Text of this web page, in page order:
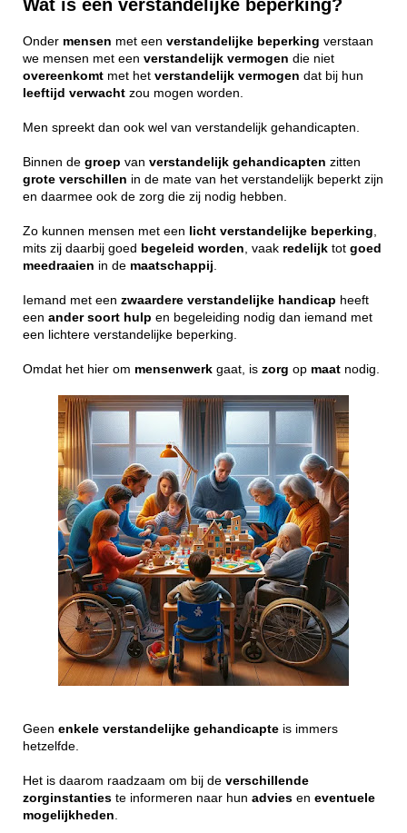
Wat is een verstandelijke beperking?
Onder mensen met een verstandelijke beperking verstaan
we mensen met een verstandelijk vermogen die niet
overeenkomt met het verstandelijk vermogen dat bij hun
leeftijd verwacht zou mogen worden.
Men spreekt dan ook wel van verstandelijk gehandicapten.
Binnen de groep van verstandelijk gehandicapten zitten
grote verschillen in de mate van het verstandelijk beperkt zijn
en daarmee ook de zorg die zij nodig hebben.
Zo kunnen mensen met een licht verstandelijke beperking,
mits zij daarbij goed begeleid worden, vaak redelijk tot goed
meedraaien in de maatschappij.
Iemand met een zwaardere verstandelijke handicap heeft
een ander soort hulp en begeleiding nodig dan iemand met
een lichtere verstandelijke beperking.
Omdat het hier om mensenwerk gaat, is zorg op maat nodig.
Geen enkele verstandelijke gehandicapte is immers
hetzelfde.
Het is daarom raadzaam om bij de verschillende
zorginstanties te informeren naar hun advies en eventuele
mogelijkheden.